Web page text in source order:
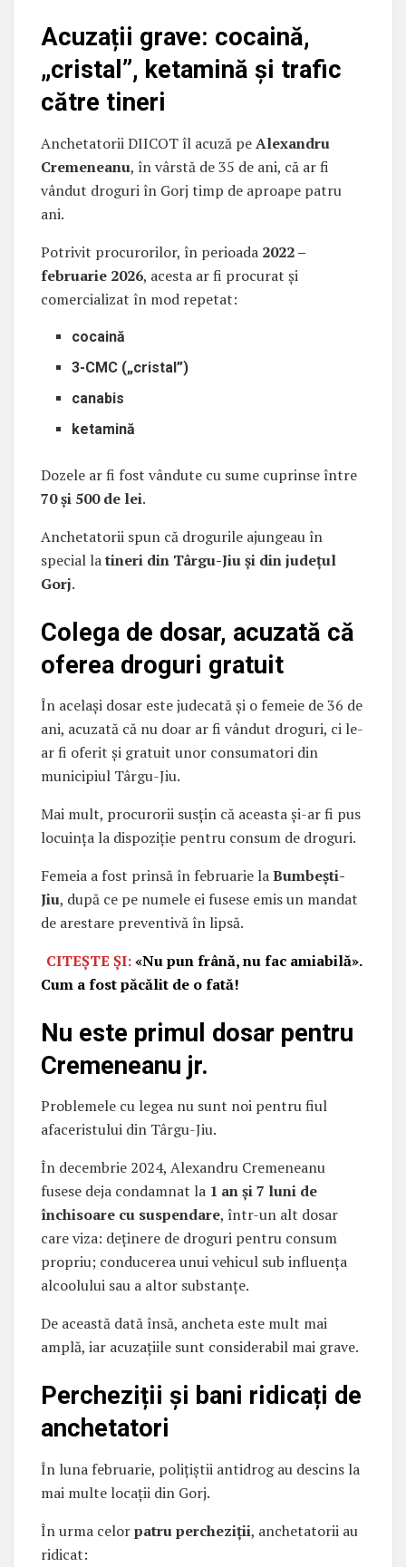
Acuzații grave: cocaină,
„cristal”, ketamină și trafic
către tineri
Anchetatorii DIICOT îl acuză peAlexandru
Cremeneanu, în vârstă de 35 de ani, că ar fi
vândut droguri în Gorj timp de aproape patru
ani.
Potrivit procurorilor, în perioada 2022 –
februarie 2026, acesta ar fi procurat și
comercializat în mod repetat:
cocaină
3-CMC („cristal”)
canabis
ketamină
Dozele ar fi fost vândute cu sume cuprinse între
70 și 500 de lei.
Anchetatorii spun că drogurile ajungeau în
special latineri din Târgu-Jiu și din județul
Gorj.
Colega de dosar, acuzată că
oferea droguri gratuit
În același dosar este judecată și o femeie de 36 de
ani, acuzată că nu doar ar fi vândut droguri, ci le-
ar fi oferit și gratuit unor consumatori din
municipiul Târgu-Jiu.
Mai mult, procurorii susțin că aceasta și-ar fi pus
locuința la dispoziție pentru consum de droguri.
Femeia a fost prinsă în februarie laBumbești-
Jiu, după ce pe numele ei fusese emis un mandat
de arestare preventivă în lipsă.
CITEȘTE ȘI:«Nu pun frână, nu fac amiabilă».
Cum a fost păcălit de o fată!
Nu este primul dosar pentru
Cremeneanu jr.
Problemele cu legea nu sunt noi pentru fiul
afaceristului din Târgu-Jiu.
În decembrie 2024, Alexandru Cremeneanu
fusese deja condamnat la 1 an și 7 luni de
închisoare cu suspendare, într-un alt dosar
care viza: deținere de droguri pentru consum
propriu; conducerea unui vehicul sub influența
alcoolului sau a altor substanțe.
De această dată însă, ancheta este mult mai
amplă, iar acuzațiile sunt considerabil mai grave.
Percheziții și bani ridicați de
anchetatori
În luna februarie, polițiștii antidrog au descins la
mai multe locații din Gorj.
În urma celorpatru percheziții, anchetatorii au
ridicat: